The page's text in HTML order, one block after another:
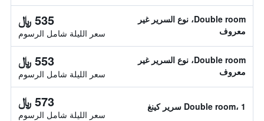
Double room، نوع السرير غير
معروف
535 ﷼
سعر الليلة شامل الرسوم
Double room، نوع السرير غير
معروف
553 ﷼
سعر الليلة شامل الرسوم
Double room، 1 سرير كينغ 573 ﷼
سعر الليلة شامل الرسوم